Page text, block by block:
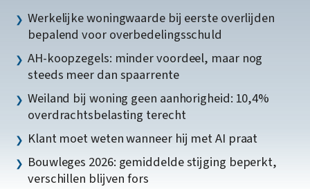
Werkelijke woningwaarde bij eerste overlijden
bepalend voor overbedelingsschuld
AH-koopzegels: minder voordeel, maar nog
steeds meer dan spaarrente
Weiland bij woning geen aanhorigheid: 10,4%
overdrachtsbelasting terecht
Klant moet weten wanneer hij met AI praat
Bouwleges 2026: gemiddelde stijging beperkt,
verschillen blijven fors